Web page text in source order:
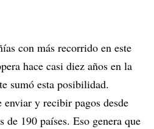
con más recorrido en este
hace casi diez años en la
sumó esta posibilidad.
y recibir pagos desde
de 190 países. Eso genera que